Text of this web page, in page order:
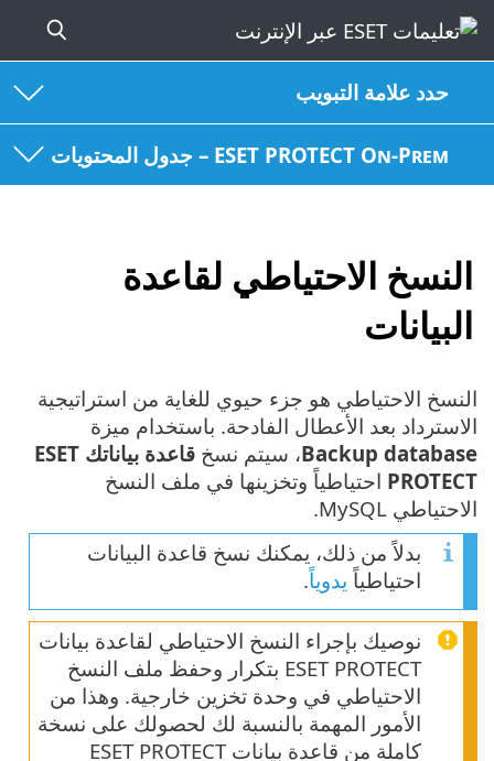
حدد علامة التبويب
ESET PROTECT On-Prem – جدول المحتويات
النسخ الاحتياطي لقاعدة
البيانات
النسخ الاحتياطي هو جزء حيوي للغاية من استراتيجية
الاسترداد بعد الأعطال الفادحة. باستخدام ميزة
Backup database، سيتم نسخ
قاعدة بياناتك ESET
PROTECT احتياطياً وتخزينها في ملف النسخ
الاحتياطي MySQL.
بدلاً من ذلك، يمكنك نسخ قاعدة البيانات
احتياطياً يدوياً.
نوصيك بإجراء النسخ الاحتياطي لقاعدة بيانات
ESET PROTECT بتكرار وحفظ ملف النسخ
الاحتياطي في وحدة تخزين خارجية. وهذا من
الأمور المهمة بالنسبة لك لحصولك على نسخة
كاملة من قاعدة بيانات ESET PROTECT